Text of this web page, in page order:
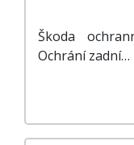
Škoda
Ochrání zadní…